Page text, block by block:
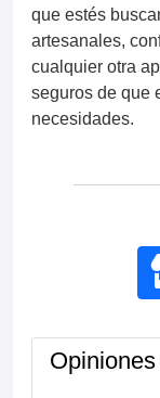
que estés
artesanales,
cualquier otra
seguros de que
necesidades.